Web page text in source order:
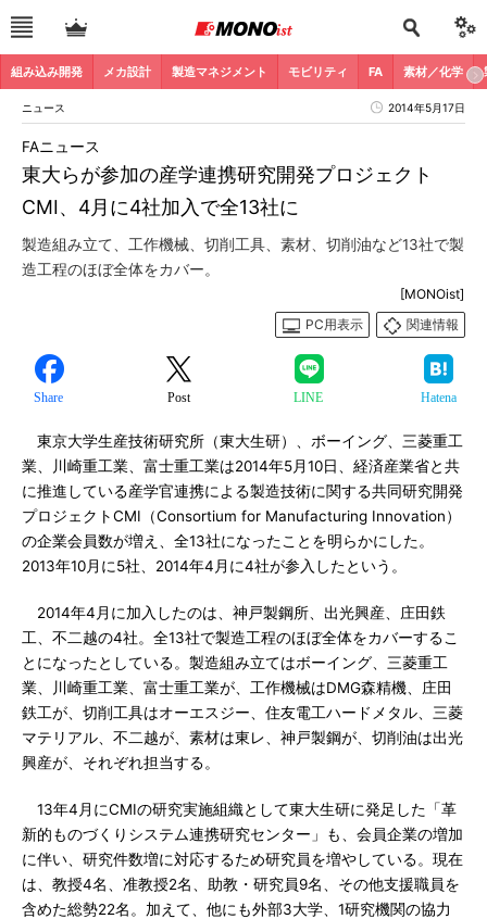
組み込み開発 メカ設計 製造マネジメント モビリティ FA 素材／化学
ニュース 2014年5月17日
東大らが参加の産学連携研究開発プロジェクト
CMI、4月に4社加入で全13社に
FAニュース
製造組み立て、工作機械、切削工具、素材、切削油など13社で製
造工程のほぼ全体をカバー。
[MONOist]
PC用表示
関連情報
Share Post LINE Hatena
東京大学生産技術研究所（東大生研）、ボーイング、三菱重工
業、川崎重工業、富士重工業は2014年5月10日、経済産業省と共
に推進している産学官連携による製造技術に関する共同研究開発
プロジェクトCMI（Consortium for Manufacturing Innovation）
の企業会員数が増え、全13社になったことを明らかにした。
2013年10月に5社、2014年4月に4社が参入したという。
2014年4月に加入したのは、神戸製鋼所、出光興産、庄田鉄
工、不二越の4社。全13社で製造工程のほぼ全体をカバーするこ
とになったとしている。製造組み立てはボーイング、三菱重工
業、川崎重工業、富士重工業が、工作機械はDMG森精機、庄田
鉄工が、切削工具はオーエスジー、住友電工ハードメタル、三菱
マテリアル、不二越が、素材は東レ、神戸製鋼が、切削油は出光
興産が、それぞれ担当する。
13年4月にCMIの研究実施組織として東大生研に発足した「革
新的ものづくりシステム連携研究センター」も、会員企業の増加
に伴い、研究件数増に対応するため研究員を増やしている。現在
は、教授4名、准教授2名、助教・研究員9名、その他支援職員を
含めた総勢22名。加えて、他にも外部3大学、1研究機関の協力